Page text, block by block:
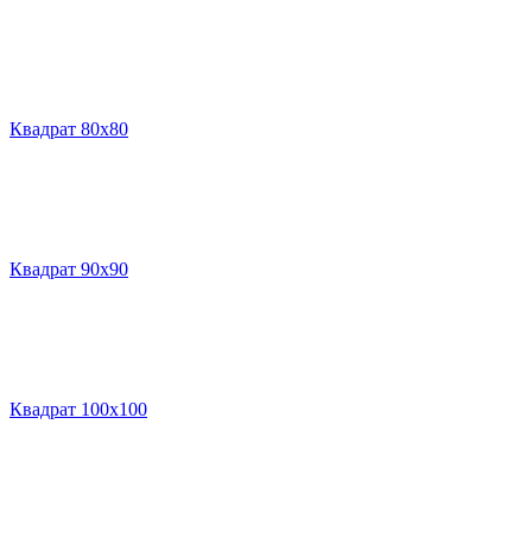
Квадрат 80х80
Квадрат 90х90
Квадрат 100х100